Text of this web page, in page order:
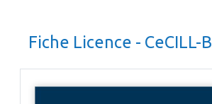
Fiche Licence - CeCILL-B